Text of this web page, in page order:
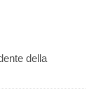
della